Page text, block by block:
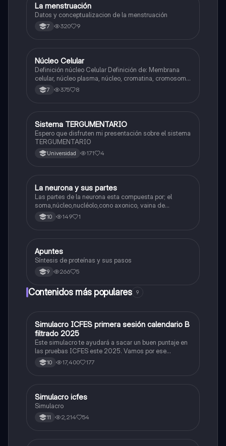
Biologia
La menstruación
Datos y conceptualizacion de la menstruación
7 320 9
Biologia
Núcleo Celular
Definición núcleo Celular Definición de: Membrana
celular, núcleo plasma, núcleo, cromatina, cromosoma
Interfase Fases de la interfase
7 375 8
Biologia
Sistema TERGUMENTARIO
Espero que disfruten mi presentación sobre el sistema
TERGUMENTARIO
Universidad 171 4
Biologia
La neurona y sus partes
Las partes de la neurona esta compuesta por; el
soma,núcleo,nucléolo,cono axonico, vaina de
mielina,celula schwan,núcleo de schwann,nódulo de
Ranvier,terminal axonico Arborizacion terminal, botón
10 149 1
Biologia
Apuntes
Síntesis de proteínas y sus pasos
9 266 5
Contenidos más populares 9
ICFES: Matemáticas
Simulacro ICFES primera sesión calendario B
filtrado 2025
Este simulacro te ayudará a sacar un buen puntaje en
las pruebas ICFES este 2025. Vamos por ese
500/500. Y poder ser admitido en la universidad que
quieras, estudiar la carrera que quieres y no la que te
10 17,400 177
ICFES: Lectura Crítica
Simulacro icfes
Simulacro
11 2,214 54